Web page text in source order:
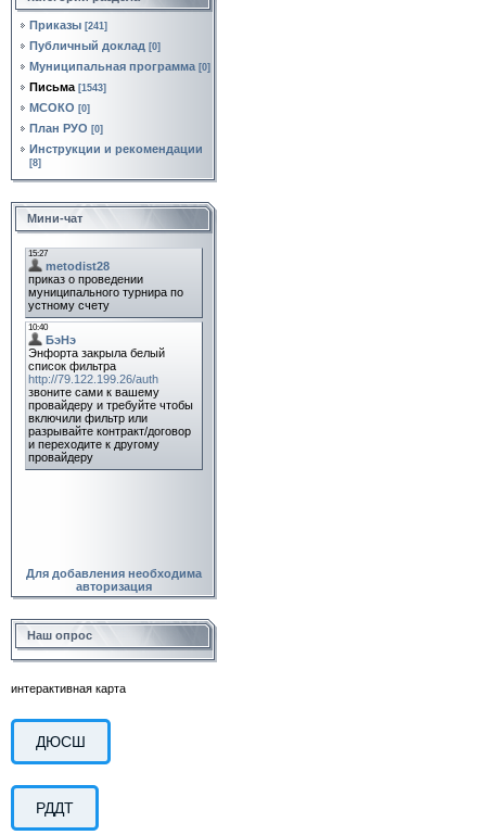
Приказы [241]
Публичный доклад [0]
Муниципальная программа [0]
Письма [1543]
МСОКО [0]
План РУО [0]
Инструкции и рекомендации
[8]
Мини-чат
Для добавления необходима
авторизация
Наш опрос
интерактивная карта
ДЮСШ
РДДТ